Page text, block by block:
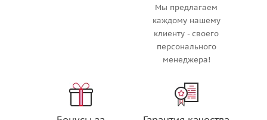
Мы предлагаем
каждому нашему
клиенту - своего
персонального
менеджера!